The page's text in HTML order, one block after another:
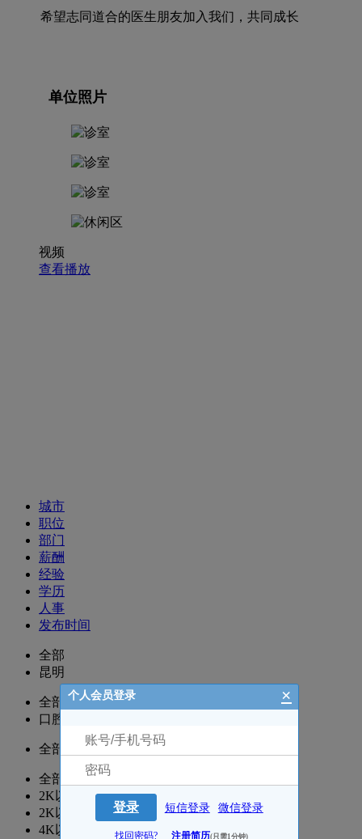
希望志同道合的医生朋友加入我们，共同成长
单位照片
视频
查看播放
城市
职位
部门
薪酬
经验
学历
人事
发布时间
全部
昆明
全部
口腔科
全部
全部
2K以下
2K以上
4K以上
个人会员登录 ×
登录 短信登录 微信登录
找回密码? 注册简历(只需1分钟)